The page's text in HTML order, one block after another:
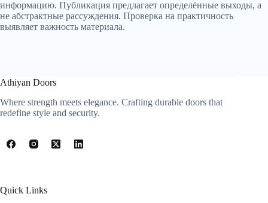
информацию. Публикация предлагает определённые выходы, а
не абстрактные рассуждения. Проверка на практичность
выявляет важность материала.
Athiyan Doors
Where strength meets elegance. Crafting durable doors that
redefine style and security.
Quick Links